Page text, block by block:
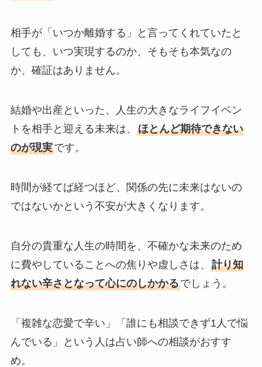
相手が「いつか離婚する」と言ってくれていたと
しても、いつ実現するのか、そもそも本気なの
か、確証はありません。
結婚や出産といった、人生の大きなライフイベン
トを相手と迎える未来は、 ほとんど期待できない
のが現実です。
時間が経てば経つほど、関係の先に未来はないの
ではないかという不安が大きくなります。
自分の貴重な人生の時間を、不確かな未来のため
に費やしていることへの焦りや虚しさは、 計り知
れない辛さとなって心にのしかかるでしょう。
「複雑な恋愛で辛い」「誰にも相談できず1人で悩
んでいる」という人は占い師への相談がおすす
め。